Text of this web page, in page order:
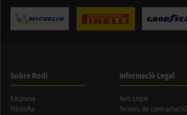
Sobre Rodi
Empresa
Filosofia
Informació Legal
Avís Legal
Termes de contractació